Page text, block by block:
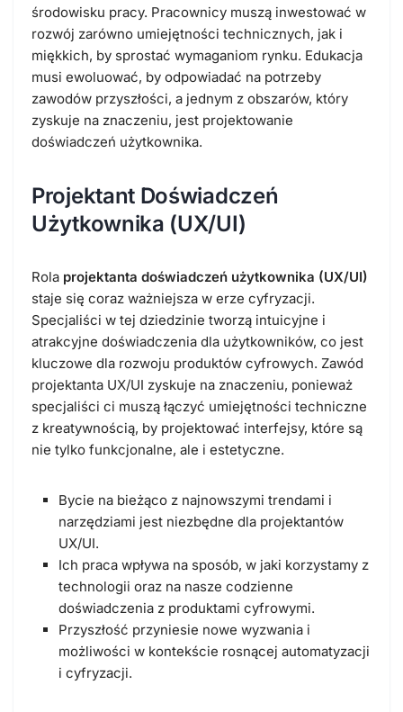
środowisku pracy. Pracownicy muszą inwestować w
rozwój zarówno umiejętności technicznych, jak i
miękkich, by sprostać wymaganiom rynku. Edukacja
musi ewoluować, by odpowiadać na potrzeby
zawodów przyszłości, a jednym z obszarów, który
zyskuje na znaczeniu, jest projektowanie
doświadczeń użytkownika.
Projektant Doświadczeń
Użytkownika (UX/UI)
Rola projektanta doświadczeń użytkownika (UX/UI)
staje się coraz ważniejsza w erze cyfryzacji.
Specjaliści w tej dziedzinie tworzą intuicyjne i
atrakcyjne doświadczenia dla użytkowników, co jest
kluczowe dla rozwoju produktów cyfrowych. Zawód
projektanta UX/UI zyskuje na znaczeniu, ponieważ
specjaliści ci muszą łączyć umiejętności techniczne
z kreatywnością, by projektować interfejsy, które są
nie tylko funkcjonalne, ale i estetyczne.
Bycie na bieżąco z najnowszymi trendami i
narzędziami jest niezbędne dla projektantów
UX/UI.
Ich praca wpływa na sposób, w jaki korzystamy z
technologii oraz na nasze codzienne
doświadczenia z produktami cyfrowymi.
Przyszłość przyniesie nowe wyzwania i
możliwości w kontekście rosnącej automatyzacji
i cyfryzacji.